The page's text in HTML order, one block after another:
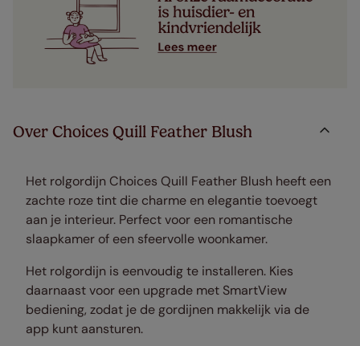
Over Choices Quill Feather Blush
Het rolgordijn Choices Quill Feather Blush heeft een
zachte roze tint die charme en elegantie toevoegt
aan je interieur. Perfect voor een romantische
slaapkamer of een sfeervolle woonkamer.
Het rolgordijn is eenvoudig te installeren. Kies
daarnaast voor een upgrade met SmartView
bediening, zodat je de gordijnen makkelijk via de
app kunt aansturen.